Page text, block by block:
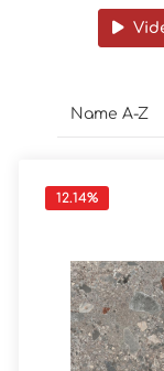
12.14%